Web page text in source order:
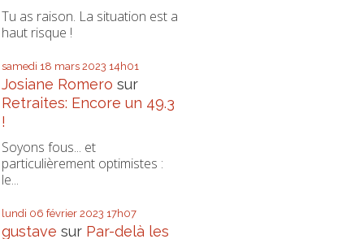
Tu as raison. La situation est a
haut risque !
samedi 18 mars 2023 14h01
Josiane Romero sur
Retraites: Encore un 49.3
!
Soyons fous... et
particulièrement optimistes :
le...
lundi 06 février 2023 17h07
gustave sur Par-delà les